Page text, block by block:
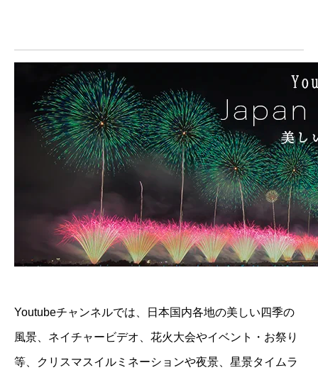
Youtubeチャンネルでは、日本国内各地の美しい四季の
風景、ネイチャービデオ、花火大会やイベント・お祭り
等、クリスマスイルミネーションや夜景、星景タイムラ